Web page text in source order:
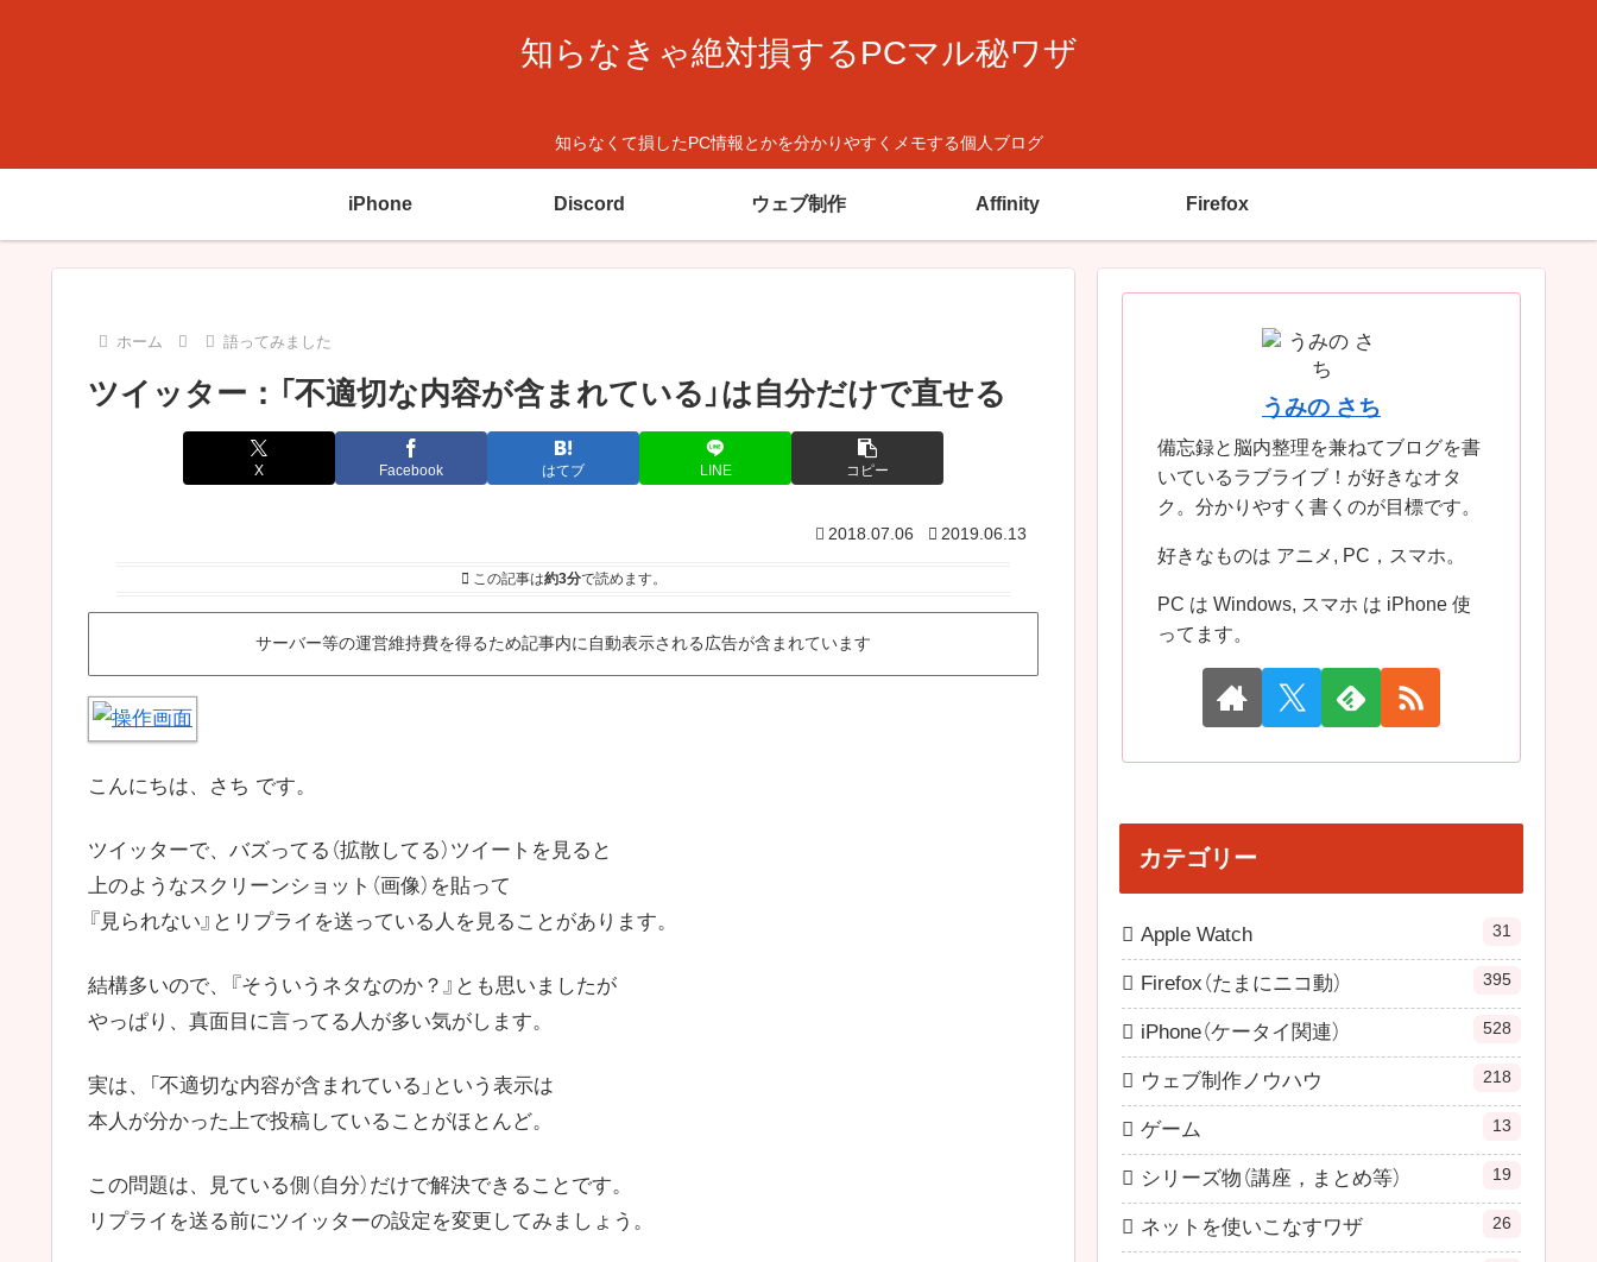
知らなきゃ絶対損するPCマル秘ワザ
知らなくて損したPC情報とかを分かりやすくメモする個人ブログ
iPhone Discord ウェブ制作 Affinity Firefox
ホーム 語ってみました
ツイッター：「不適切な内容が含まれている」は自分だけで直せる
X Facebook はてブ LINE コピー
2018.07.06 2019.06.13
この記事は約3分で読めます。
サーバー等の運営維持費を得るため記事内に自動表示される広告が含まれています
こんにちは、さち です。
ツイッターで、バズってる（拡散してる）ツイートを見ると
上のようなスクリーンショット（画像）を貼って
『見られない』とリプライを送っている人を見ることがあります。
結構多いので、『そういうネタなのか？』とも思いましたが
やっぱり、真面目に言ってる人が多い気がします。
実は、「不適切な内容が含まれている」という表示は
本人が分かった上で投稿していることがほとんど。
この問題は、見ている側（自分）だけで解決できることです。
リプライを送る前にツイッターの設定を変更してみましょう。
うみの さち
備忘録と脳内整理を兼ねてブログを書
いているラブライブ！が好きなオタ
ク。分かりやすく書くのが目標です。
好きなものは アニメ, PC，スマホ。
PC は Windows, スマホ は iPhone 使
ってます。
カテゴリー
Apple Watch 31
Firefox（たまにニコ動） 395
iPhone（ケータイ関連） 528
ウェブ制作ノウハウ 218
ゲーム 13
シリーズ物（講座，まとめ等） 19
ネットを使いこなすワザ 26